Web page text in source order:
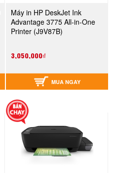
Máy in HP DeskJet Ink
Advantage 3775 All-in-One
Printer (J9V87B)
3,050,000₫
MUA NGAY